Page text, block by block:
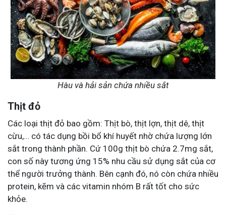
Hàu và hải sản chứa nhiều sắt
Thịt đỏ
Các loại thịt đỏ bao gồm: Thịt bò, thịt lợn, thịt dê, thịt
cừu,… có tác dụng bồi bổ khí huyết nhờ chứa lượng lớn
sắt trong thành phần. Cứ 100g thịt bò chứa 2.7mg sắt,
con số này tương ứng 15% nhu cầu sử dụng sắt của cơ
thể người trưởng thành. Bên cạnh đó, nó còn chứa nhiều
protein, kẽm và các vitamin nhóm B rất tốt cho sức
khỏe.